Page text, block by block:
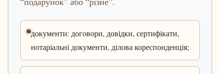
документи: договори, довідки, сертифікати,
нотаріальні документи, ділова кореспонденція;